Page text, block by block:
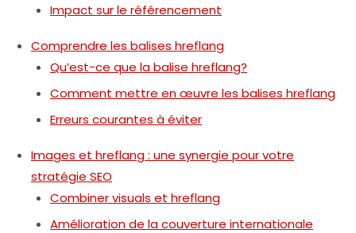
Impact sur le référencement
Comprendre les balises hreflang
Qu’est-ce que la balise hreflang?
Comment mettre en œuvre les balises hreflang
Erreurs courantes à éviter
Images et hreflang : une synergie pour votre
stratégie SEO
Combiner visuals et hreflang
Amélioration de la couverture internationale